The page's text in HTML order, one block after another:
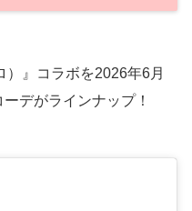
）』コラボを2026年6月
デがラインナップ！